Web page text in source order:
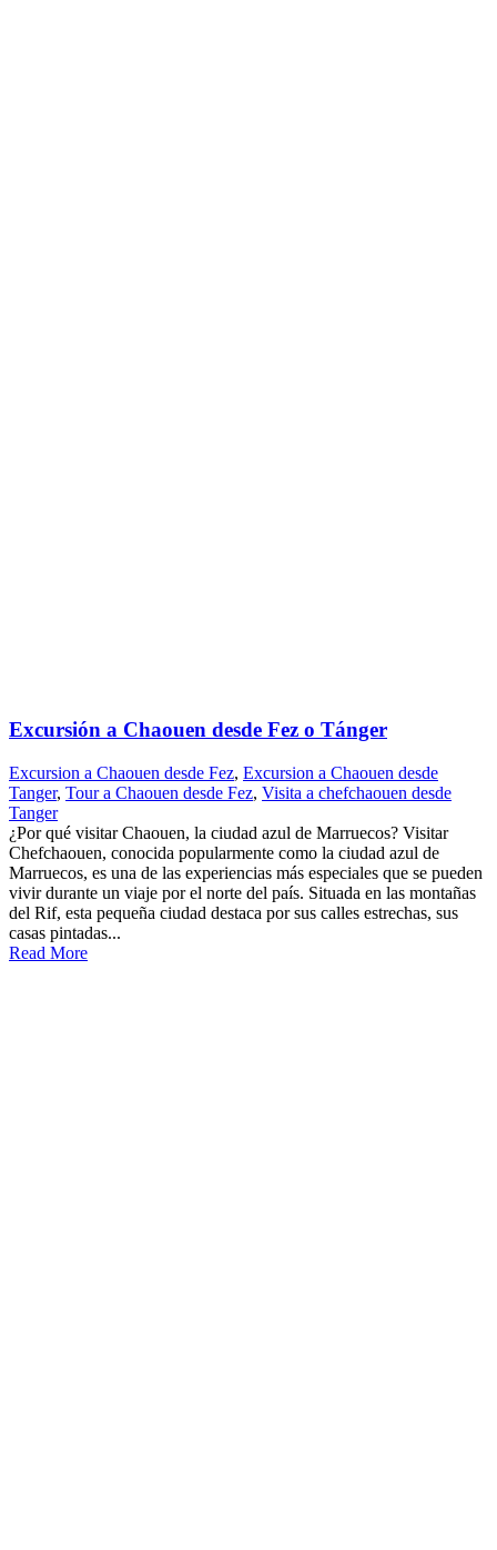
Excursión a Chaouen desde Fez o Tánger
Excursion a Chaouen desde Fez, Excursion a Chaouen desde
Tanger, Tour a Chaouen desde Fez, Visita a chefchaouen desde
Tanger
¿Por qué visitar Chaouen, la ciudad azul de Marruecos? Visitar
Chefchaouen, conocida popularmente como la ciudad azul de
Marruecos, es una de las experiencias más especiales que se pueden
vivir durante un viaje por el norte del país. Situada en las montañas
del Rif, esta pequeña ciudad destaca por sus calles estrechas, sus
casas pintadas...
Read More